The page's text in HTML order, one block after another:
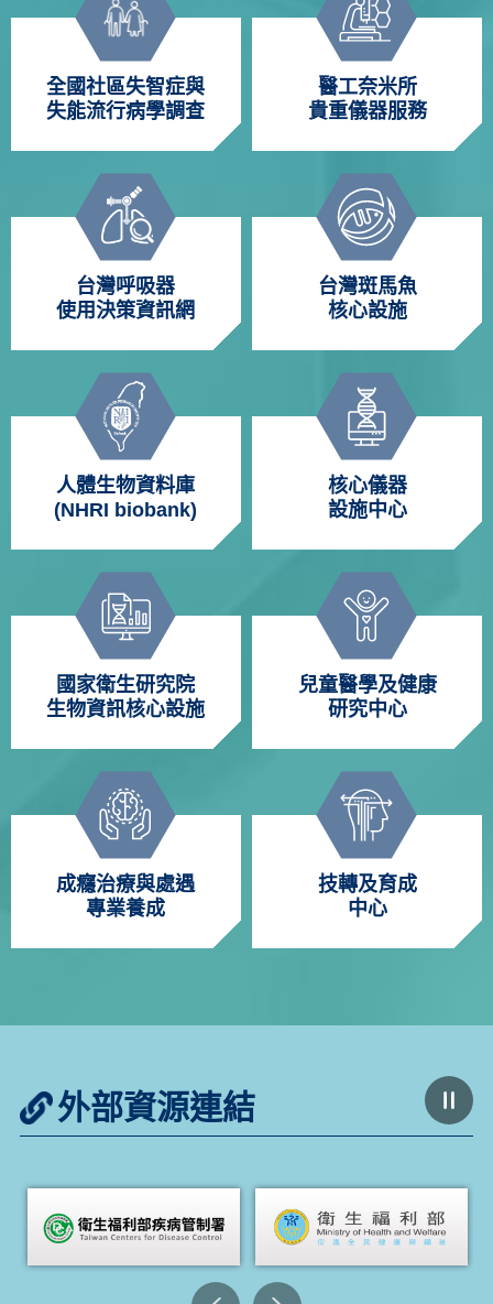
全國社區失智症與
失能流行病學調查
醫工奈米所
貴重儀器服務
台灣呼吸器
使用決策資訊網
台灣斑馬魚
核心設施
人體生物資料庫
(NHRI biobank)
核心儀器
設施中心
國家衛生研究院
生物資訊核心設施
兒童醫學及健康
研究中心
成癮治療與處遇
專業養成
技轉及育成
中心
外部資源連結